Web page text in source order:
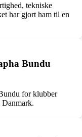
tekniske
har gjort ham til en
Bundu
for klubber